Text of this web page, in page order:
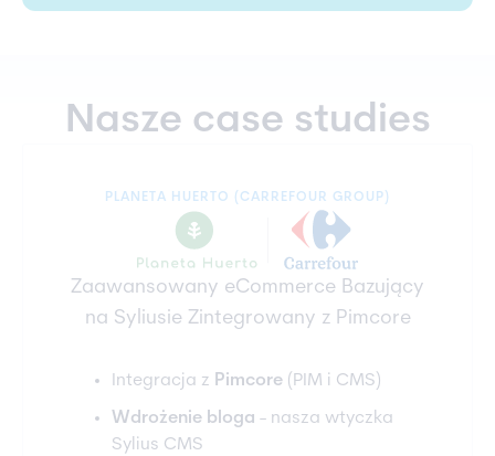
Nasze case studies
PLANETA HUERTO (CARREFOUR GROUP)
Zaawansowany eCommerce Bazujący
na Syliusie Zintegrowany z Pimcore
Integracja z Pimcore (PIM i CMS)
Wdrożenie bloga - nasza wtyczka
Sylius CMS